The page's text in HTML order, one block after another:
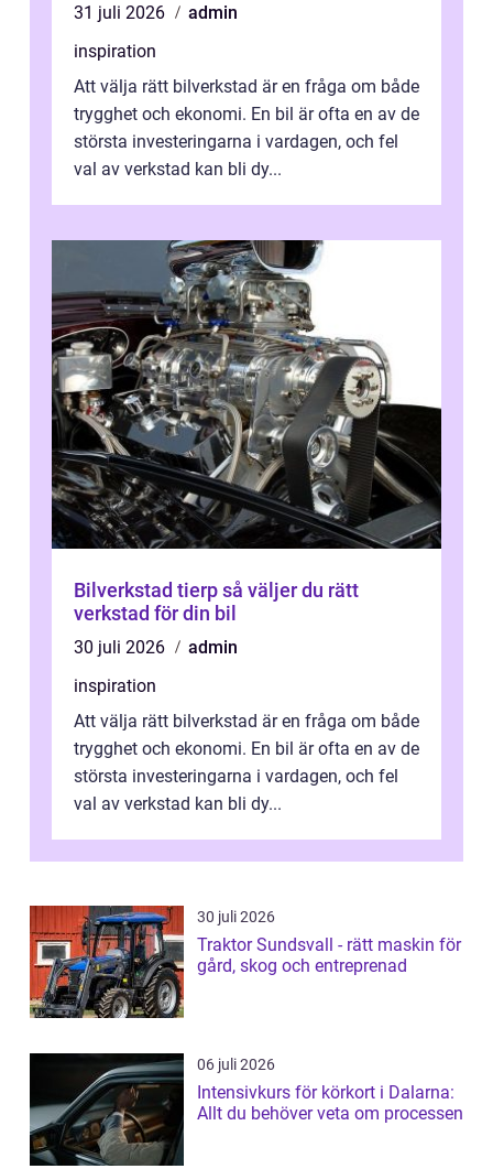
31 juli 2026
admin
inspiration
Att välja rätt bilverkstad är en fråga om både
trygghet och ekonomi. En bil är ofta en av de
största investeringarna i vardagen, och fel
val av verkstad kan bli dy...
Bilverkstad tierp så väljer du rätt
verkstad för din bil
30 juli 2026
admin
inspiration
Att välja rätt bilverkstad är en fråga om både
trygghet och ekonomi. En bil är ofta en av de
största investeringarna i vardagen, och fel
val av verkstad kan bli dy...
30 juli 2026
Traktor Sundsvall - rätt maskin för
gård, skog och entreprenad
06 juli 2026
Intensivkurs för körkort i Dalarna:
Allt du behöver veta om processen